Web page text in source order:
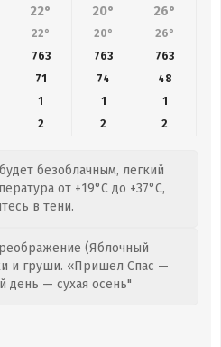
22° 20° 26°
22° 20° 26°
763 763 763
71 74 48
1 1
1
2 2 2
безоблачным, легкий
от +19°C до +37°C,
в тени.
(Яблочный
и груши. «Пришел Спас —
день — сухая осень"